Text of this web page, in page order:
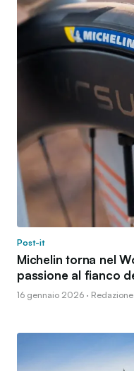
Post-it
Michelin torna nel
passione al fianco
16 gennaio 2026 · Redazione